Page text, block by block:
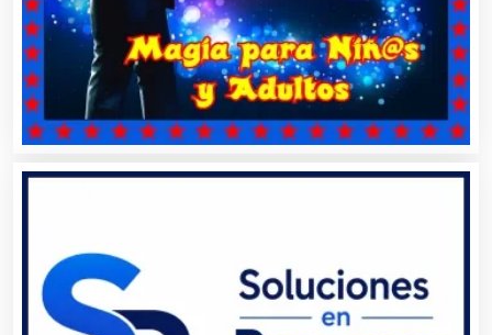
Artículos de Piel
Artículos Deportivos
Artículos para el Hogar